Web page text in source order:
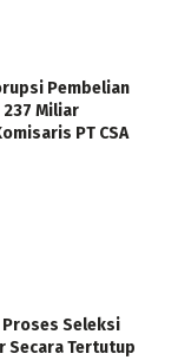
Pembelian
237 Miliar
PT CSA
Seleksi
Secara Tertutup